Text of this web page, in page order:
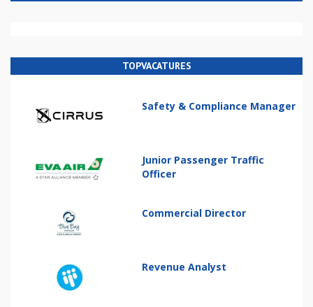
TOPVACATURES
Safety & Compliance Manager
Junior Passenger Traffic
Officer
Commercial Director
Revenue Analyst